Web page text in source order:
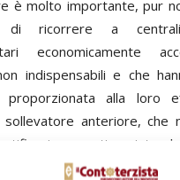
è molto importante, pur
di ricorrere a
economicamente
indispensabili e che
proporzionata alla loro
anteriore, che
pratica visto
potatrici o cimatrici,